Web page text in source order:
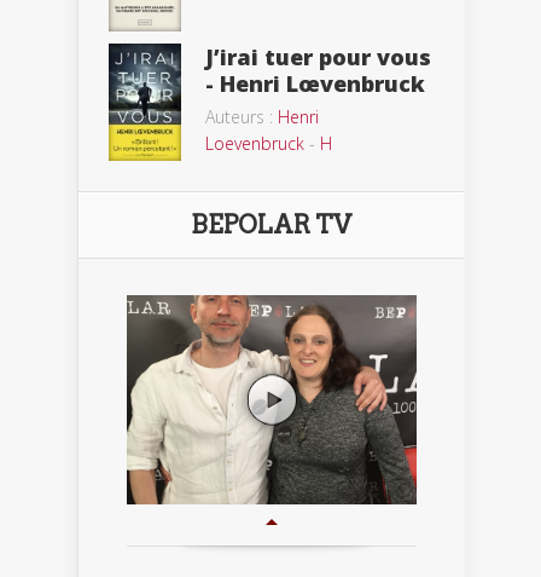
J’irai tuer pour vous
- Henri Lœvenbruck
Auteurs : Henri
Loevenbruck - H
BEPOLAR TV